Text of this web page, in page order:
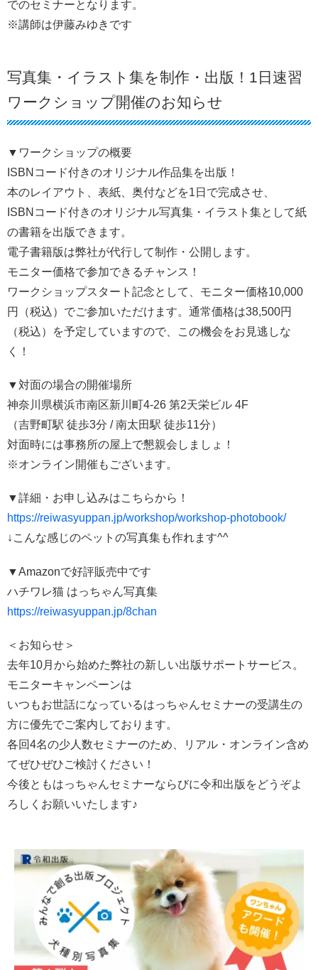
でのセミナーとなります。
※講師は伊藤みゆきです
写真集・イラスト集を制作・出版！1日速習
ワークショップ開催のお知らせ
▼ワークショップの概要
ISBNコード付きのオリジナル作品集を出版！
本のレイアウト、表紙、奥付などを1日で完成させ、
ISBNコード付きのオリジナル写真集・イラスト集として紙
の書籍を出版できます。
電子書籍版は弊社が代行して制作・公開します。
モニター価格で参加できるチャンス！
ワークショップスタート記念として、モニター価格10,000
円（税込）でご参加いただけます。通常価格は38,500円
（税込）を予定していますので、この機会をお見逃しな
く！
▼対面の場合の開催場所
神奈川県横浜市南区新川町4-26 第2天栄ビル 4F
（吉野町駅 徒歩3分 / 南太田駅 徒歩11分）
対面時には事務所の屋上で懇親会しましょ！
※オンライン開催もございます。
▼詳細・お申し込みはこちらから！
https://reiwasyuppan.jp/workshop/workshop-photobook/
↓こんな感じのペットの写真集も作れます^^
▼Amazonで好評販売中です
ハチワレ猫 はっちゃん写真集
https://reiwasyuppan.jp/8chan
＜お知らせ＞
去年10月から始めた弊社の新しい出版サポートサービス。
モニターキャンペーンは
いつもお世話になっているはっちゃんセミナーの受講生の
方に優先でご案内しております。
各回4名の少人数セミナーのため、リアル・オンライン含め
てぜひぜひご検討ください！
今後ともはっちゃんセミナーならびに令和出版をどうぞよ
ろしくお願いいたします♪